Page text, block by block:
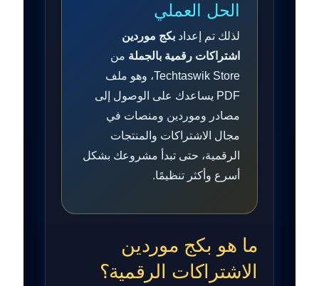
الحل العملي
لذلك تم إعدادبكج موردين
اشتراكات رقمية بالجملة من
Techtaswik Store، وهو ملف
PDF يساعدك على الوصول إلى
مصادر وموردين ومنصات في
مجال الاشتراكات والمنتجات
الرقمية، حتى تبدأ مشروعك بشكل
أسرع وأكثر تنظيمًا.
ما هو بكج موردين
الاشتراكات الرقمية؟